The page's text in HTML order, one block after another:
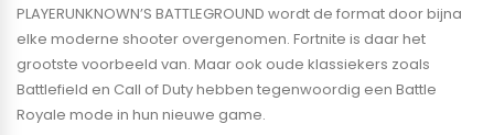
PLAYERUNKNOWN’S BATTLEGROUND wordt de format door bijna
elke moderne shooter overgenomen. Fortnite is daar het
grootste voorbeeld van. Maar ook oude klassiekers zoals
Battlefield en Call of Duty hebben tegenwoordig een Battle
Royale mode in hun nieuwe game.